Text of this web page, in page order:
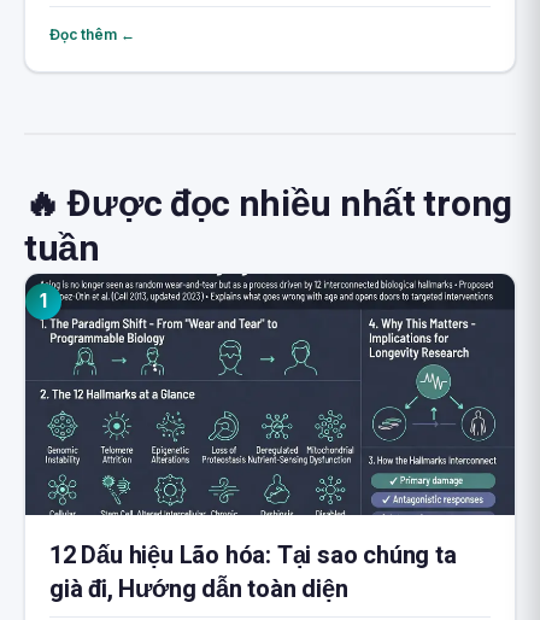
Đọc thêm ←
🔥 Được đọc nhiều nhất trong
tuần
1
12 Dấu hiệu Lão hóa: Tại sao chúng ta
già đi, Hướng dẫn toàn diện